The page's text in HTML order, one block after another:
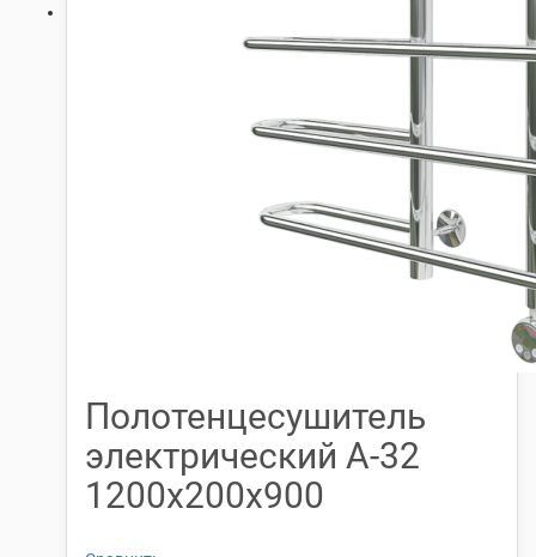
Полотенцесушитель
электрический А-32
1200х200х900